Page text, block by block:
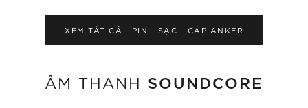
XEM TẤT CẢ . PIN - SẠC - CÁP ANKER
ÂM THANH SOUNDCORE